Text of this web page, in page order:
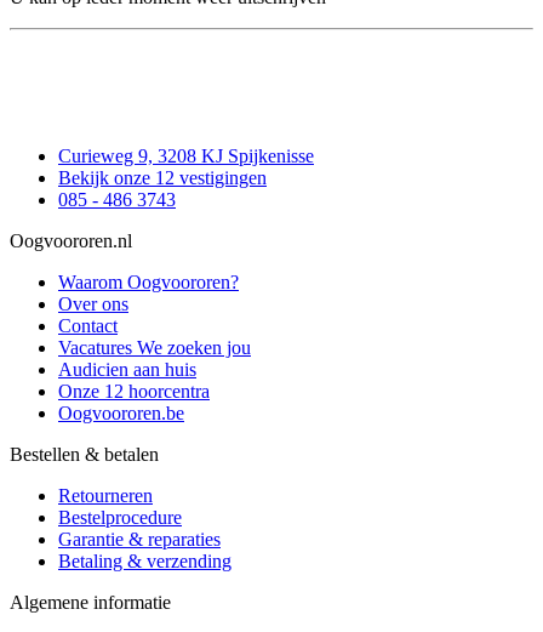
Curieweg 9, 3208 KJ Spijkenisse
Bekijk onze 12 vestigingen
085 - 486 3743
Oogvoororen.nl
Waarom Oogvoororen?
Over ons
Contact
Vacatures We zoeken jou
Audicien aan huis
Onze 12 hoorcentra
Oogvoororen.be
Bestellen & betalen
Retourneren
Bestelprocedure
Garantie & reparaties
Betaling & verzending
Algemene informatie